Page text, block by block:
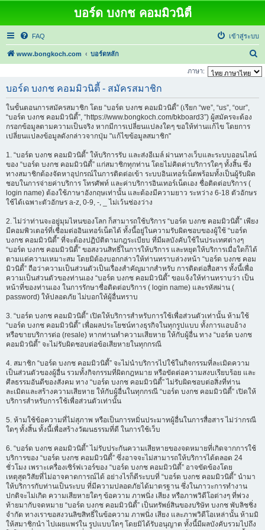
บอร์ด บงกช คอมมิวนิตี้
FAQ เข้าสู่ระบบ
www.bongkoch.com บอร์ดหลัก
น
ภาษา:
บอร์ด บงกช คอมมิวนิตี้ - สมัครสมาชิก
ในขั้นตอนการสมัครสมาชิก โดย “บอร์ด บงกช คอมมิวนิตี้” (เรียก “we”, “us”, “our”,
“บอร์ด บงกช คอมมิวนิตี้”, “https://www.bongkoch.com/bkboard3”) ผู้สมัครจะต้อง
กรอกข้อมูลตามความเป็นจริง หากมีการเปลี่ยนแปลงใดๆ ขอให้ท่านแก้ไข โดยการ
เปลี่ยนแปลงข้อมูลดังกล่าวจากปุ่ม "แก้ไขข้อมูลสมาชิก"
1. “บอร์ด บงกช คอมมิวนิตี้” ให้บริการรับ และส่งอีเมล์ ผ่านทางเว็บและระบบออนไลน์
ของ “บอร์ด บงกช คอมมิวนิตี้” แก่สมาชิกทุกท่าน โดยไม่คิดค่าบริการใดๆ ทั้งสิ้น ซึ่ง
ทางสมาชิกต้องจัดหาอุปกรณ์ในการติดต่อเข้า ระบบอินเทอร์เน็ตพร้อมทั้งเป็นผู้รับผิด
ชอบในการจ่ายค่าบริการ โทรศัพท์ และค่าบริการอินเทอร์เน็ตเอง ชื่อติดต่อบริการ (
login name) ต้องใช้ภาษาอังกฤษเท่านั้น และต้องมีความยาว ระหว่าง 6-18 ตัวอักษร
ใช้ได้เฉพาะตัวอักษร a-z, 0-9, -, _ ไม่เว้นช่องว่าง
2. ไม่ว่าท่านจะอยู่มุมไหนของโลก ก็สามารถใช้บริการ “บอร์ด บงกช คอมมิวนิตี้” เพียง
มีคอมพิวเตอร์ที่เชื่อมต่ออินเทอร์เน็ตได้ ทั้งนี้อยู่ในความรับผิดชอบของผู้ใช้ “บอร์ด
บงกช คอมมิวนิตี้” ที่จะต้องปฏิบัติตามกฎระเบียบ ที่มีผลบังคับใช้ในประเทศต่างๆ
“บอร์ด บงกช คอมมิวนิตี้” ขอสงวนสิทธิ์ในการให้บริการ และหยุดให้บริการเมื่อใดก็ได้
ตามแต่ความเหมาะสม โดยมิต้องบอกกล่าวให้ท่านทราบล่วงหน้า “บอร์ด บงกช คอม
มิวนิตี้” ถือว่าความเป็นส่วนตัวเป็นเรื่องสำคัญมากสำหรับ การติดต่อสื่อสาร ทั้งนี้เพื่อ
ความเป็นส่วนตัวของท่านเอง “บอร์ด บงกช คอมมิวนิตี้” ขอแจ้งให้ท่านทราบว่า เป็น
หน้าที่ของท่านเอง ในการรักษาชื่อติดต่อบริการ ( login name) และรหัสผ่าน (
password) ให้ปลอดภัย ไม่บอกให้ผู้อื่นทราบ
3. “บอร์ด บงกช คอมมิวนิตี้” เปิดให้บริการสำหรับการใช้เพื่อส่วนตัวเท่านั้น ห้ามใช้
“บอร์ด บงกช คอมมิวนิตี้” เพื่อผลประโยชน์ทางธุรกิจในทุกรูปแบบ ทั้งการแอบอ้าง
หรือขายบริการต่อ (resale) หากท่านทำความเสียหาย ให้กับผู้อื่น ทาง “บอร์ด บงกช
คอมมิวนิตี้” จะไม่รับผิดชอบต่อข้อเสียหายในทุกกรณี
4. สมาชิก “บอร์ด บงกช คอมมิวนิตี้” จะไม่นำบริการไปใช้ในกิจกรรมที่ละเมิดความ
เป็นส่วนตัวของผู้อื่น รวมทั้งกิจกรรมที่ผิดกฎหมาย หรือขัดต่อความสงบเรียบร้อย และ
ศีลธรรมอันดีของสังคม ทาง “บอร์ด บงกช คอมมิวนิตี้” ไม่รับผิดชอบต่อสิ่งที่ท่าน
ละเมิดและสร้างความเสียหาย ให้กับผู้อื่นในทุกกรณี “บอร์ด บงกช คอมมิวนิตี้” เปิดให้
บริการสำหรับการใช้เพื่อส่วนตัวเท่านั้น
5. ห้ามใช้ข้อความที่ไม่สุภาพ หรือเป็นการหมิ่นประมาทผู้อื่นในการสื่อสาร ไม่ว่ากรณี
ใดๆ ทั้งสิ้น ทั้งนี้เพื่อสร้างวัฒนธรรมที่ดี ในการใช้เว็บ
6. “บอร์ด บงกช คอมมิวนิตี้” ไม่รับประกันความเสียหายของจดหมายที่เกิดจากการใช้
บริการของ “บอร์ด บงกช คอมมิวนิตี้” ซึ่งอาจจะไม่สามารถให้บริการได้ตลอด 24
ชั่วโมง เพราะเครื่องเซิร์ฟเวอร์ของ “บอร์ด บงกช คอมมิวนิตี้” อาจขัดข้องโดย
เหตุสุดวิสัยที่ไม่อาจคาดการณ์ได้ อย่างไรก็ดีระบบที่ “บอร์ด บงกช คอมมิวนิตี้” นำมา
ให้บริการกับท่านเป็นระบบ ที่มีความปลอดภัยได้มาตรฐาน ซึ่งในภาวะการทำงาน
ปกติจะไม่เกิด ความเสียหายใดๆ ข้อความ ภาพนิ่ง เสียง หรือภาพวิดีโอต่างๆ ที่พ่วง
ท้ายมากับจดหมาย “บอร์ด บงกช คอมมิวนิตี้” เป็นทรัพย์สินของบริษัท บงกช พับลิชชิ่ง
จำกัด ทางเราขอสงวนลิขสิทธิ์ในข้อความ ภาพนิ่ง เสียง และภาพวิดีโอเหล่านั้น ห้ามมิ
ให้สมาชิกนำ ไปเผยแพร่ใน รูปแบบใดๆ โดยมิได้รับอนุญาต ทั้งนี้มีผลบังคับรวมไปถึง